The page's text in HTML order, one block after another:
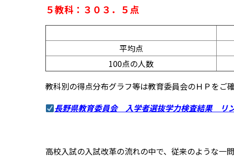
５教科：３０３．５点
平均点
100点の人数
教科別の得点分布グラフ等は教育委員会のＨＰをご
長野県教育委員会 入学者選抜学力検査結果 リ
高校入試の入試改革の流れの中で、従来のような一